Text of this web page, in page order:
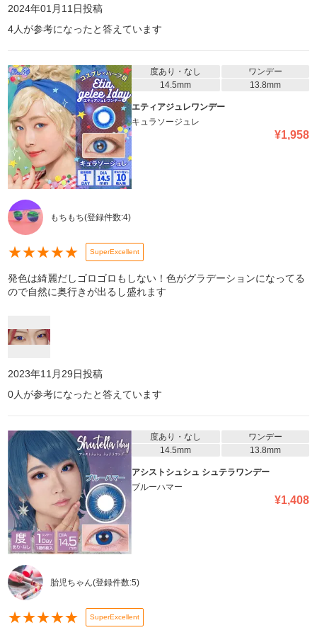
2024年01月11日投稿
4人が参考になったと答えています
度あり・なし
ワンデー
14.5mm
13.8mm
エティアジュレワンデー
キュラソージュレ
¥1,958
もちもち(登録件数:4)
★★★★★ SuperExcellent
発色は綺麗だしゴロゴロもしない！色がグラデーションになってる
ので自然に奥行きが出るし盛れます
2023年11月29日投稿
0人が参考になったと答えています
度あり・なし
ワンデー
14.5mm
13.8mm
アシストシュシュ シュテラワンデー
ブルーハマー
¥1,408
胎児ちゃん(登録件数:5)
★★★★★ SuperExcellent